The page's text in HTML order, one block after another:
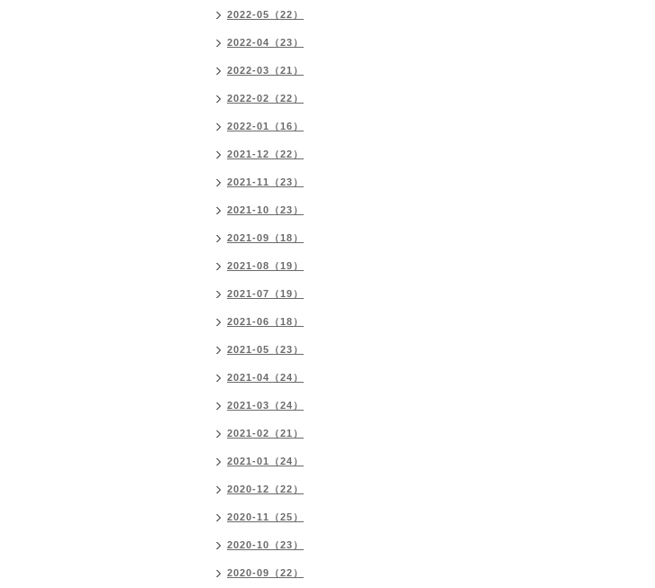
2022-05（22）
2022-04（23）
2022-03（21）
2022-02（22）
2022-01（16）
2021-12（22）
2021-11（23）
2021-10（23）
2021-09（18）
2021-08（19）
2021-07（19）
2021-06（18）
2021-05（23）
2021-04（24）
2021-03（24）
2021-02（21）
2021-01（24）
2020-12（22）
2020-11（25）
2020-10（23）
2020-09（22）